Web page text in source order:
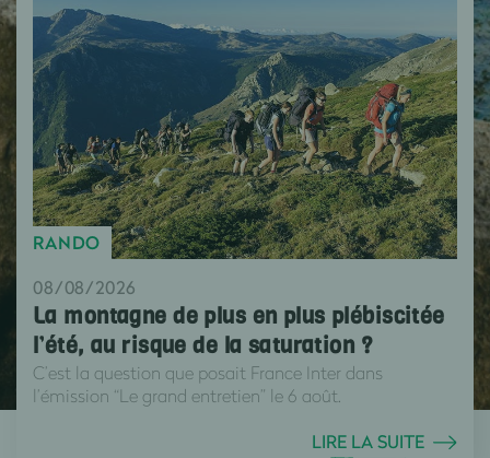
RANDO
08/08/2026
La montagne de plus en plus plébiscitée
l’été, au risque de la saturation ?
C’est la question que posait France Inter dans
l’émission “Le grand entretien” le 6 août.
LIRE LA SUITE